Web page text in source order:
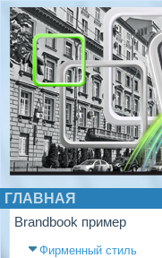
ГЛАВНАЯ
Brandbook пример
Фирменный стиль